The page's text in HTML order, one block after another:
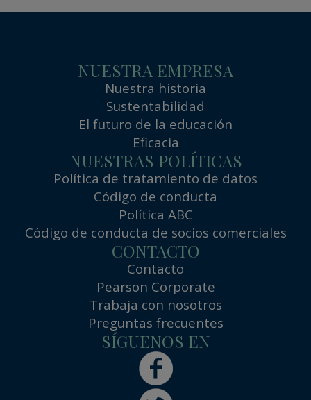
NUESTRA EMPRESA
Nuestra historia
Sustentabilidad
El futuro de la educación
Eficacia
NUESTRAS POLÍTICAS
Política de tratamiento de datos
Código de conducta
Política ABC
Código de conducta de socios comerciales
CONTACTO
Contacto
Pearson Corporate
Trabaja con nosotros
Preguntas frecuentes
SÍGUENOS EN